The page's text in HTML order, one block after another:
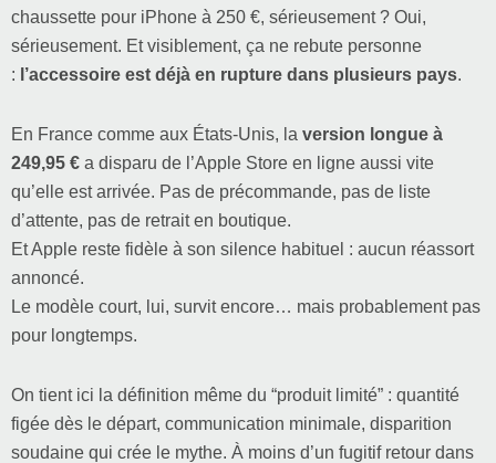
chaussette pour iPhone à 250 €, sérieusement ? Oui,
sérieusement. Et visiblement, ça ne rebute personne
: l’accessoire est déjà en rupture dans plusieurs pays.
En France comme aux États-Unis, la version longue à
249,95 € a disparu de l’Apple Store en ligne aussi vite
qu’elle est arrivée. Pas de précommande, pas de liste
d’attente, pas de retrait en boutique.
Et Apple reste fidèle à son silence habituel : aucun réassort
annoncé.
Le modèle court, lui, survit encore… mais probablement pas
pour longtemps.
On tient ici la définition même du “produit limité” : quantité
figée dès le départ, communication minimale, disparition
soudaine qui crée le mythe. À moins d’un fugitif retour dans